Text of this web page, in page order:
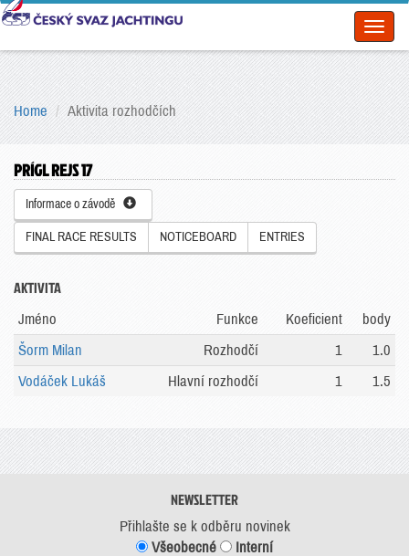
Home Aktivita rozhodčích
PRÍGL REJS 17
Informace o závodě
FINAL RACE RESULTS NOTICEBOARD ENTRIES
AKTIVITA
Jméno Funkce Koeficient
body
Šorm Milan
Rozhodčí 1
1.0
Vodáček Lukáš
Hlavní rozhodčí 1 1.5
NEWSLETTER
Přihlašte se k odběru novinek
Všeobecné
Interní